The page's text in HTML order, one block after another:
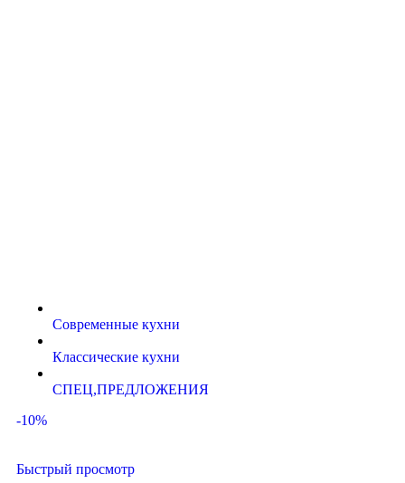
Современные кухни
Классические кухни
СПЕЦ,ПРЕДЛОЖЕНИЯ
-10%
Быстрый просмотр